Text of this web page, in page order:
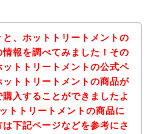
、ホットトリートメントの
報を調べてみました！その
ットトリートメントの公式ペ
ットトリートメントの商品が
入することができましたよ
トトリートメントの商品に
下記ページなどを参考にさ